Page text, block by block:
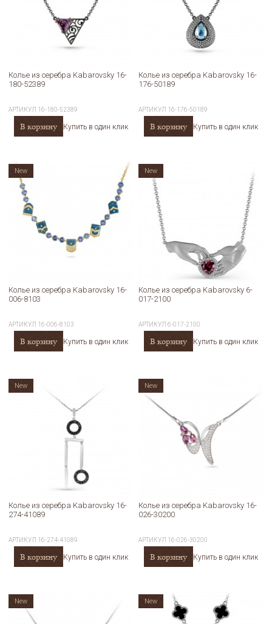
Колье из серебра Kabarovsky 16-
180-52389
АРТИКУЛ 16-180-52389
В корзину Купить в один клик
Колье из серебра Kabarovsky 16-
176-50189
АРТИКУЛ 16-176-50189
В корзину Купить в один клик
Колье из серебра Kabarovsky 16-
006-8103
АРТИКУЛ 16-006-8103
В корзину Купить в один клик
New
Колье из серебра Kabarovsky 6-
017-2100
АРТИКУЛ6-017-2100
В корзину Купить в один клик
New
Колье из серебра Kabarovsky 16-
274-41089
АРТИКУЛ 16-274-41089
В корзину Купить в один клик
New
Колье из серебра Kabarovsky 16-
026-30200
АРТИКУЛ 16-026-30200
В корзину Купить в один клик
New
New New